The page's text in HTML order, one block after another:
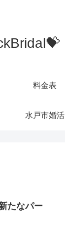
料金表
水戸市婚活
たなパー